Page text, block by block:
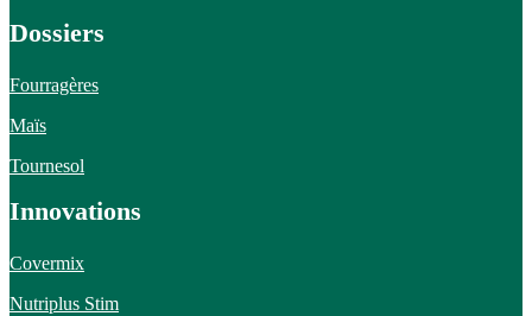
Dossiers
Fourragères
Maïs
Tournesol
Innovations
Covermix
Nutriplus Stim